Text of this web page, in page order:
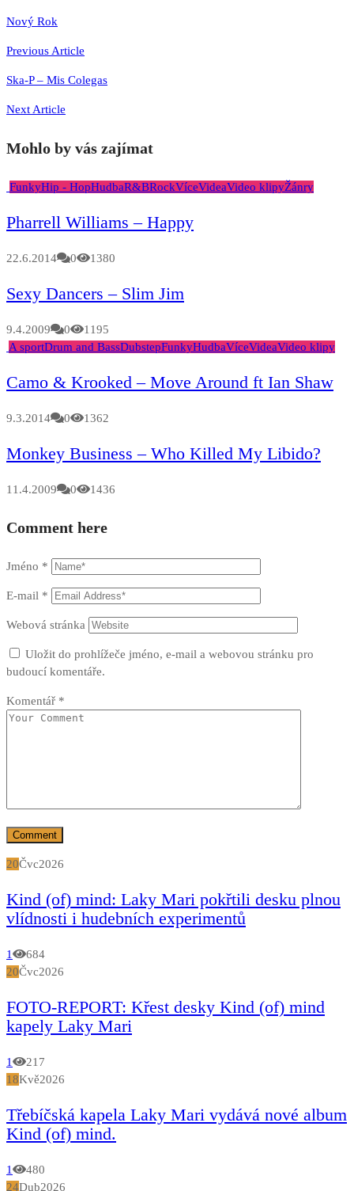
Navigace
pro
Nový Rok
Previous Article
Ska-P – Mis Colegas
Next Article
Mohlo by vás zajímat
FunkyHip - HopHudbaR&BRockVíceVideaVideo klipyŽánry
Pharrell Williams – Happy
22.6.2014 0 1380
Sexy Dancers – Slim Jim
9.4.2009 0
1195
A sportDrum and BassDubstepFunkyHudbaVíceVideaVideo klipy
Camo & Krooked – Move Around ft Ian Shaw
9.3.2014 0 1362
Monkey Business – Who Killed My Libido?
11.4.2009 0 1436
Comment here
Jméno *
E-mail *
Webová stránka
Uložit do prohlížeče jméno, e-mail a webovou stránku pro
budoucí komentáře.
Komentář *
20Čvc2026
Kind (of) mind: Laky Mari pokřtili desku plnou
vlídnosti i hudebních experimentů
1
684
20Čvc2026
FOTO-REPORT: Křest desky Kind (of) mind
kapely Laky Mari
1
217
18Kvě2026
Třebíčská kapela Laky Mari vydává nové album
Kind (of) mind.
1
480
24Dub2026